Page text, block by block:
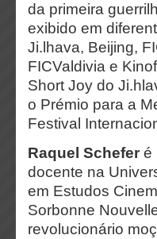
da primeira
exibido em
Ji.lhava, Beijing,
FICValdivia e
Short Joy do
o Prémio para a
Festival
Raquel Schefer é
docente na
em Estudos
Sorbonne
revolucionário